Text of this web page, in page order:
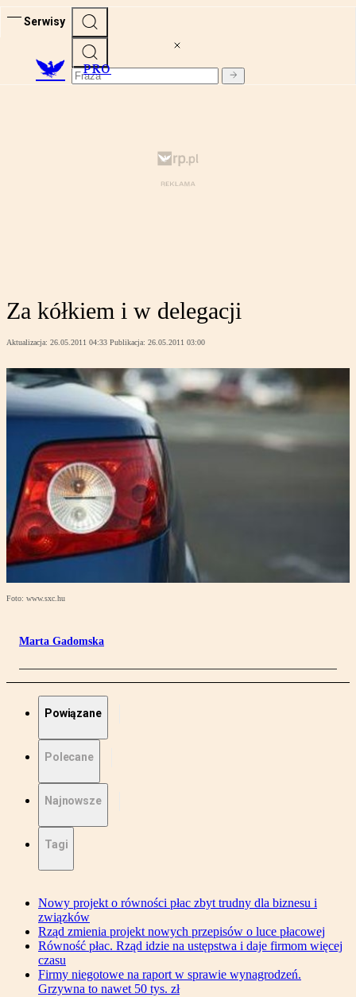
Serwisy
PRO
Za kółkiem i w delegacji
Aktualizacja: 26.05.2011 04:33 Publikacja: 26.05.2011 03:00
Foto: www.sxc.hu
Marta Gadomska
Powiązane
Polecane
Najnowsze
Tagi
Nowy projekt o równości płac zbyt trudny dla biznesu i
związków
Rząd zmienia projekt nowych przepisów o luce płacowej
Równość płac. Rząd idzie na ustępstwa i daje firmom więcej
czasu
Firmy niegotowe na raport w sprawie wynagrodzeń.
Grzywna to nawet 50 tys. zł